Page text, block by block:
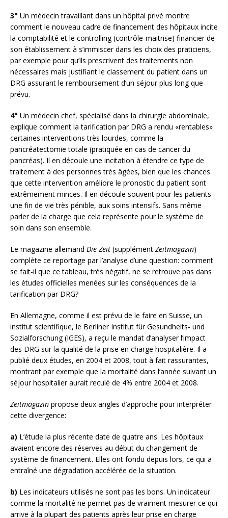
3° Un médecin travaillant dans un hôpital privé montre
comment le nouveau cadre de financement des hôpitaux incite
la comptabilité et le controlling (contrôle-maitrise) financier de
son établissement à s’immiscer dans les choix des praticiens,
par exemple pour qu’ils prescrivent des traitements non
nécessaires mais justifiant le classement du patient dans un
DRG assurant le remboursement d’un séjour plus long que
prévu.
4° Un médecin chef, spécialisé dans la chirurgie abdominale,
explique comment la tarification par DRG a rendu «rentables»
certaines interventions très lourdes, comme la
pancréatectomie totale (pratiquée en cas de cancer du
pancréas). Il en découle une incitation à étendre ce type de
traitement à des personnes très âgées, bien que les chances
que cette intervention améliore le pronostic du patient sont
extrêmement minces. Il en découle souvent pour les patients
une fin de vie très pénible, aux soins intensifs. Sans même
parler de la charge que cela représente pour le système de
soin dans son ensemble.
Le magazine allemand Die Zeit (supplément Zeitmagazin)
complète ce reportage par l’analyse d’une question: comment
se fait-il que ce tableau, très négatif, ne se retrouve pas dans
les études officielles menées sur les conséquences de la
tarification par DRG?
En Allemagne, comme il est prévu de le faire en Suisse, un
institut scientifique, le Berliner Institut für Gesundheits- und
Sozialforschung (IGES), a reçu le mandat d’analyser l’impact
des DRG sur la qualité de la prise en charge hospitalière. Il a
publié deux études, en 2004 et 2008, tout à fait rassurantes,
montrant par exemple que la mortalité dans l’année suivant un
séjour hospitalier aurait reculé de 4% entre 2004 et 2008.
Zeitmagazin propose deux angles d’approche pour interpréter
cette divergence:
a) L’étude la plus récente date de quatre ans. Les hôpitaux
avaient encore des réserves au début du changement de
système de financement. Elles ont fondu depuis lors, ce qui a
entraîné une dégradation accélérée de la situation.
b) Les indicateurs utilisés ne sont pas les bons. Un indicateur
comme la mortalité ne permet pas de vraiment mesurer ce qui
arrive à la plupart des patients après leur prise en charge